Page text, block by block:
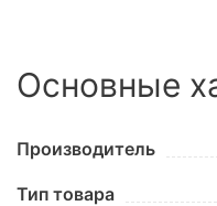
Основные
Производитель
Тип товара